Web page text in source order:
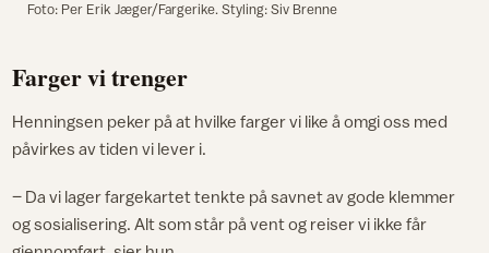
Foto: Per Erik Jæger/Fargerike. Styling: Siv Brenne
Farger vi trenger
Henningsen peker på at hvilke farger vi like å omgi oss med
påvirkes av tiden vi lever i.
– Da vi lager fargekartet tenkte på savnet av gode klemmer
og sosialisering. Alt som står på vent og reiser vi ikke får